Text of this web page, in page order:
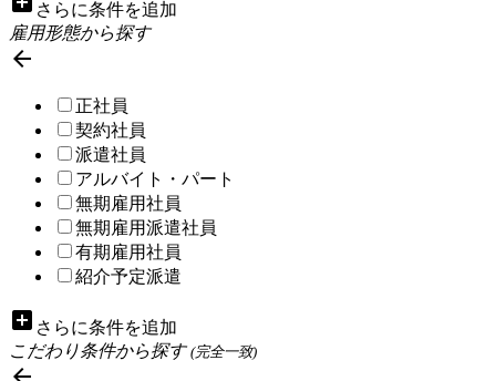
さらに条件を追加
雇用形態から探す

正社員
契約社員
派遣社員
アルバイト・パート
無期雇用社員
無期雇用派遣社員
有期雇用社員
紹介予定派遣
add_box さらに条件を追加
こだわり条件から探す(完全一致)